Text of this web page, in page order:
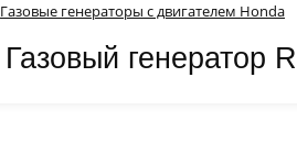
Газовые генераторы с двигателем Honda
Газовый генератор